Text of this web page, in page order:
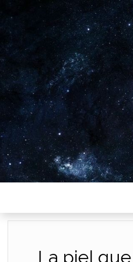
Plus de 2800
La piel